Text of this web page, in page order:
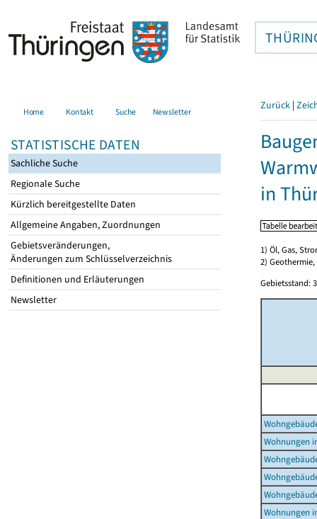
Home Kontakt Suche Newsletter
STATISTISCHE DATEN
Sachliche Suche
Regionale Suche
Kürzlich bereitgestellte Daten
Allgemeine Angaben, Zuordnungen
Gebietsveränderungen,
Änderungen zum Schlüsselverzeichnis
Definitionen und Erläuterungen
Newsletter
Zurück |
in
1) Öl, Gas,
2)
Gebietsstand:
Wohnungen
Wohnungen